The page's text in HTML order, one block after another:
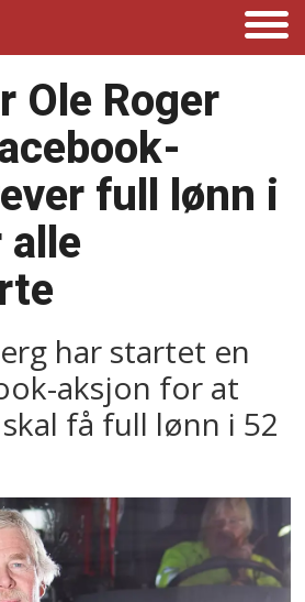
Ole Roger
full lønn i
har startet en
aksjon for at
få full lønn i 52